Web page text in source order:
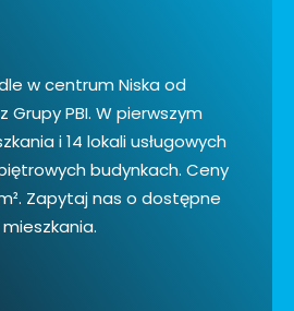
w centrum Niska od
Grupy PBI. W pierwszym
i 14 lokali usługowych
budynkach. Ceny
Zapytaj nas o dostępne
mieszkania.